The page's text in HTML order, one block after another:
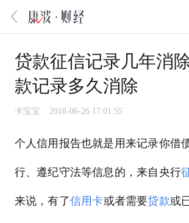
贷款征信记录几年消
款记录多久消除
卡宝宝 2018-06-26 17:01:55
个人信用报告也就是用来记录你借
行、遵纪守法等信息的，来自央行
来说，有了信用卡或者需要贷款或